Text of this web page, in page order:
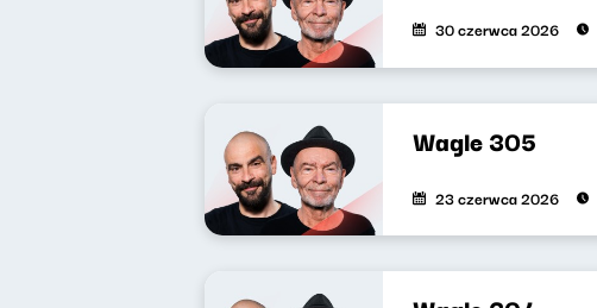
30 czerwca 2026
Wagle 305
23 czerwca 2026